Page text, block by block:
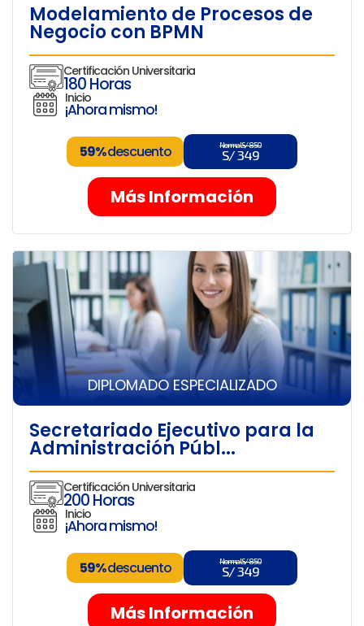
Modelamiento de Procesos de
Negocio con BPMN
Certificación Universitaria
180 Horas
Inicio
¡Ahora mismo!
59%descuento Normal S/ 850
S/ 349
Más Información
DIPLOMADO ESPECIALIZADO
Secretariado Ejecutivo para la
Administración Públ...
Certificación Universitaria
200 Horas
Inicio
¡Ahora mismo!
59%descuento Normal S/ 850
S/ 349
Más Información